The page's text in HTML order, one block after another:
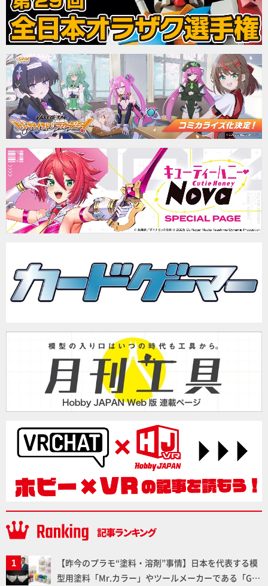
【昨今のプラモ“塗料・溶剤”事情】日本を代表する模
型用塗料「Mr.カラー」やツールメーカーである「GSI